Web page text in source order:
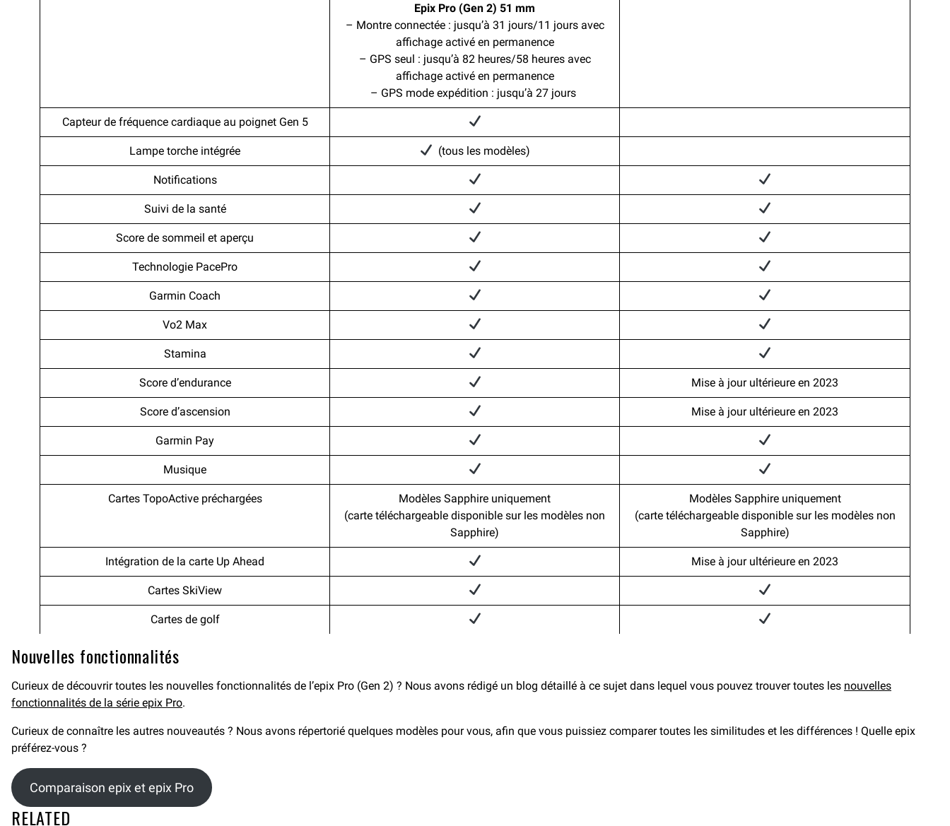
Epix Pro (Gen 2) 51 mm
– Montre connectée : jusqu’à 31 jours/11 jours avec
affichage activé en permanence
– GPS seul : jusqu’à 82 heures/58 heures avec
affichage activé en permanence
– GPS mode expédition : jusqu’à 27 jours
Capteur de fréquence cardiaque au poignet Gen 5
Lampe torche intégrée (tous les modèles)
Notifications
Suivi de la santé
Score de sommeil et aperçu
Technologie PacePro
Garmin Coach
Vo2 Max
Stamina
Score d’endurance Mise à jour ultérieure en 2023
Score d’ascension Mise à jour ultérieure en 2023
Garmin Pay
Musique
Cartes TopoActive préchargées
Modèles Sapphire uniquement
(carte téléchargeable disponible sur les modèles non
Sapphire)
Modèles Sapphire uniquement
(carte téléchargeable disponible sur les modèles non
Sapphire)
Intégration de la carte Up Ahead Mise à jour ultérieure en 2023
Cartes SkiView
Cartes de golf
Nouvelles fonctionnalités
Curieux de découvrir toutes les nouvelles fonctionnalités de l’epix Pro (Gen 2) ? Nous avons rédigé un blog détaillé à ce sujet dans lequel vous pouvez trouver toutes les nouvelles
fonctionnalités de la série epix Pro.
Curieux de connaître les autres nouveautés ? Nous avons répertorié quelques modèles pour vous, afin que vous puissiez comparer toutes les similitudes et les différences ! Quelle epix
préférez-vous ?
Comparaison epix et epix Pro
RELATED